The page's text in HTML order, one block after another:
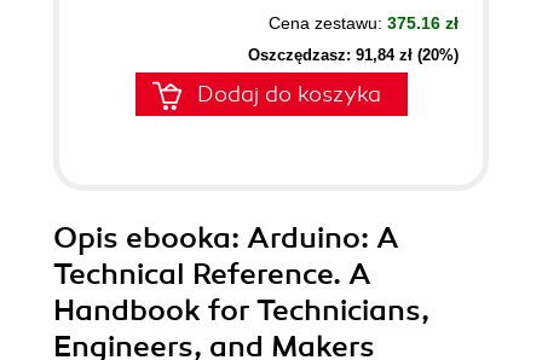
Cena zestawu: 375.16 zł
Oszczędzasz: 91,84 zł (20%)
Dodaj do koszyka
Opis ebooka: Arduino: A
Technical Reference. A
Handbook for Technicians,
Engineers, and Makers